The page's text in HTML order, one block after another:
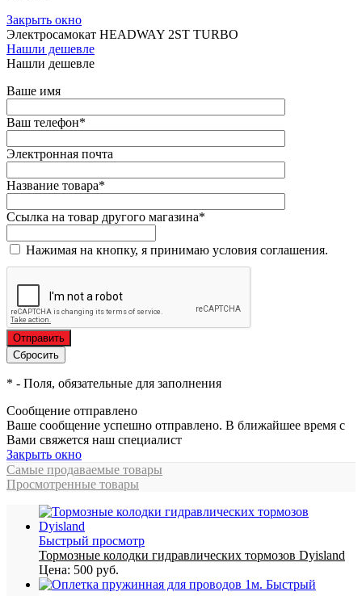
Закрыть окно
Электросамокат HEADWAY 2ST TURBO
Нашли дешевле
Нашли дешевле
Ваше имя
Ваш телефон*
Электронная почта
Название товара*
Ссылка на товар другого магазина*
Нажимая на кнопку, я принимаю условия соглашения.
* - Поля, обязательные для заполнения
Сообщение отправлено
Ваше сообщение успешно отправлено. В ближайшее время с
Вами свяжется наш специалист
Закрыть окно
Самые продаваемые товары
Просмотренные товары
Быстрый просмотр
Тормозные колодки гидравлических тормозов Dyisland
Цена: 500 руб.
Быстрый